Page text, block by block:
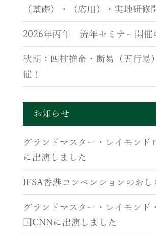
（基礎）・（応用）・実地研修
内
2026年丙午 流年セミナー開催
秋期：四柱推命・断易（五行易
催！
お知らせ
グランドマスター・レイモンド
に出演しました
IFSA香港コンベンションのおし
グランドマスター・レイモンド
国CNNに出演しました